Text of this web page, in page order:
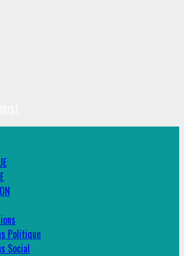
Politique
Social